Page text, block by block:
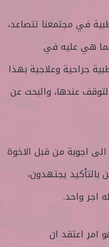
في مجتمعنا تتصاعد،
مما هي عليه في
جراحية وعلاجية بهذا
عندها، والبحث عن
اجوبة من قبل الاخوة
يجتهدون،
اجر واحد.
امر اعتقد ان